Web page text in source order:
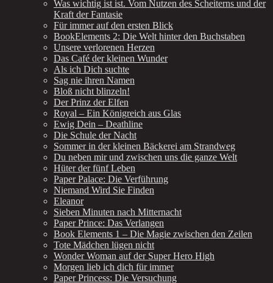
Was wichtig ist ist. Vom Nutzen des Scheiterns und der
Kraft der Fantasie
Für immer auf den ersten Blick
BookElements 2: Die Welt hinter den Buchstaben
Unsere verlorenen Herzen
Das Café der kleinen Wunder
Als ich Dich suchte
Sag nie ihren Namen
Bloß nicht blinzeln!
Der Prinz der Elfen
Royal – Ein Königreich aus Glas
Ewig Dein – Deathline
Die Schule der Nacht
Sommer in der kleinen Bäckerei am Strandweg
Du neben mir und zwischen uns die ganze Welt
Hüter der fünf Leben
Paper Palace: Die Verführung
Niemand Wird Sie Finden
Eleanor
Sieben Minuten nach Mitternacht
Paper Prince: Das Verlangen
Book Elements 1 – Die Magie zwischen den Zeilen
Tote Mädchen lügen nicht
Wonder Woman auf der Super Hero High
Morgen lieb ich dich für immer
Paper Princess: Die Versuchung